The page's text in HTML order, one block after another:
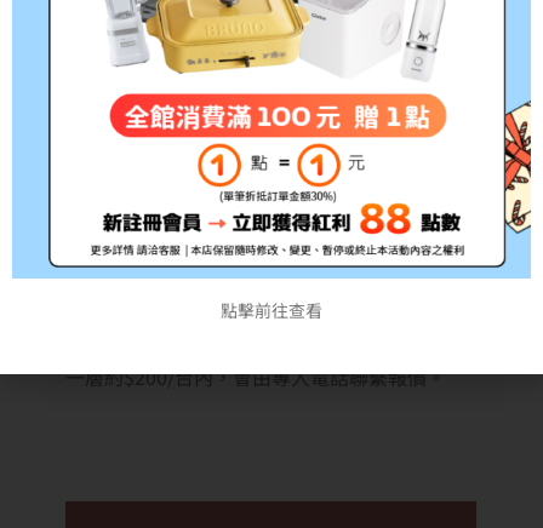
屬服務性質加購。
如安裝後退貨，恕不退還該款項。
偏遠地區需額外加費。
■如您有加購安裝服務，店家回壓出貨單號後，
店家會先將商品寄送至安裝公司，安裝公司收到
商品後會再與您聯繫。從回壓單號到實際收到
貨，可能歷時7-10個工作天，最快可能4個工作
天即可安裝完成。
一層約$200/台內，會由專人電話聯繫報價。
點擊前往查看